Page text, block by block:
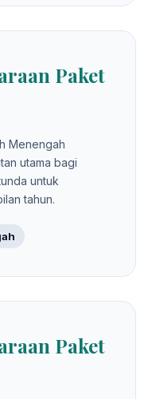
Paket
Menengah
utama bagi
untuk
tahun.
Paket